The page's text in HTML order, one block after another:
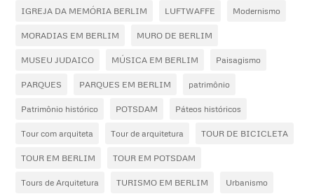
IGREJA DA MEMÓRIA BERLIM LUFTWAFFE Modernismo
MORADIAS EM BERLIM MURO DE BERLIM
MUSEU JUDAICO MÚSICA EM BERLIM Paisagismo
PARQUES PARQUES EM BERLIM patrimônio
Patrimônio histórico POTSDAM Páteos históricos
Tour com arquiteta Tour de arquitetura TOUR DE BICICLETA
TOUR EM BERLIM TOUR EM POTSDAM
Tours de Arquitetura TURISMO EM BERLIM Urbanismo